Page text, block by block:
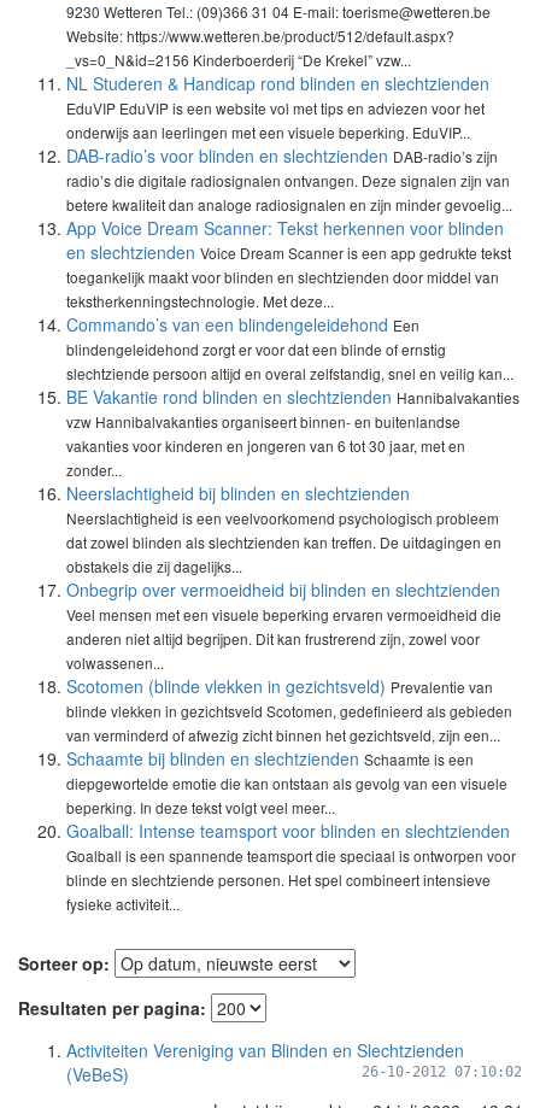
9230 Wetteren Tel.: (09)366 31 04 E-mail: toerisme@wetteren.be
Website: https://www.wetteren.be/product/512/default.aspx?
_vs=0_N&id=2156 Kinderboerderij “De Krekel” vzw...
NL Studeren & Handicap rond blinden en slechtzienden
EduVIP EduVIP is een website vol met tips en adviezen voor het
onderwijs aan leerlingen met een visuele beperking. EduVIP...
DAB-radio’s voor blinden en slechtzienden DAB-radio’s zijn
radio’s die digitale radiosignalen ontvangen. Deze signalen zijn van
betere kwaliteit dan analoge radiosignalen en zijn minder gevoelig...
App Voice Dream Scanner: Tekst herkennen voor blinden
en slechtzienden Voice Dream Scanner is een app gedrukte tekst
toegankelijk maakt voor blinden en slechtzienden door middel van
tekstherkenningstechnologie. Met deze...
Commando’s van een blindengeleidehond Een
blindengeleidehond zorgt er voor dat een blinde of ernstig
slechtziende persoon altijd en overal zelfstandig, snel en veilig kan...
BE Vakantie rond blinden en slechtzienden Hannibalvakanties
vzw Hannibalvakanties organiseert binnen- en buitenlandse
vakanties voor kinderen en jongeren van 6 tot 30 jaar, met en
zonder...
Neerslachtigheid bij blinden en slechtzienden
Neerslachtigheid is een veelvoorkomend psychologisch probleem
dat zowel blinden als slechtzienden kan treffen. De uitdagingen en
obstakels die zij dagelijks...
Onbegrip over vermoeidheid bij blinden en slechtzienden
Veel mensen met een visuele beperking ervaren vermoeidheid die
anderen niet altijd begrijpen. Dit kan frustrerend zijn, zowel voor
volwassenen...
Scotomen (blinde vlekken in gezichtsveld) Prevalentie van
blinde vlekken in gezichtsveld Scotomen, gedefinieerd als gebieden
van verminderd of afwezig zicht binnen het gezichtsveld, zijn een...
Schaamte bij blinden en slechtzienden Schaamte is een
diepgewortelde emotie die kan ontstaan als gevolg van een visuele
beperking. In deze tekst volgt veel meer...
Goalball: Intense teamsport voor blinden en slechtzienden
Goalball is een spannende teamsport die speciaal is ontworpen voor
blinde en slechtziende personen. Het spel combineert intensieve
fysieke activiteit...
Sorteer op:
Resultaten per pagina:
Activiteiten Vereniging van Blinden en Slechtzienden
(VeBeS)
26-10-2012 07:10:02